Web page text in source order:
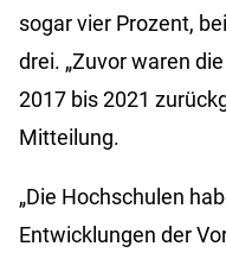
sogar vier Prozent,
drei. „Zuvor waren
2017 bis 2021
Mitteilung.
„Die Hochschulen
Entwicklungen der